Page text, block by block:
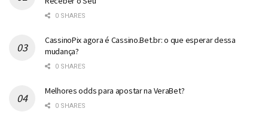
0 SHARES
CassinoPix agora é Cassino.Bet.br: o que esperar dessa
mudança?
0 SHARES
Melhores odds para apostar na VeraBet?
0 SHARES